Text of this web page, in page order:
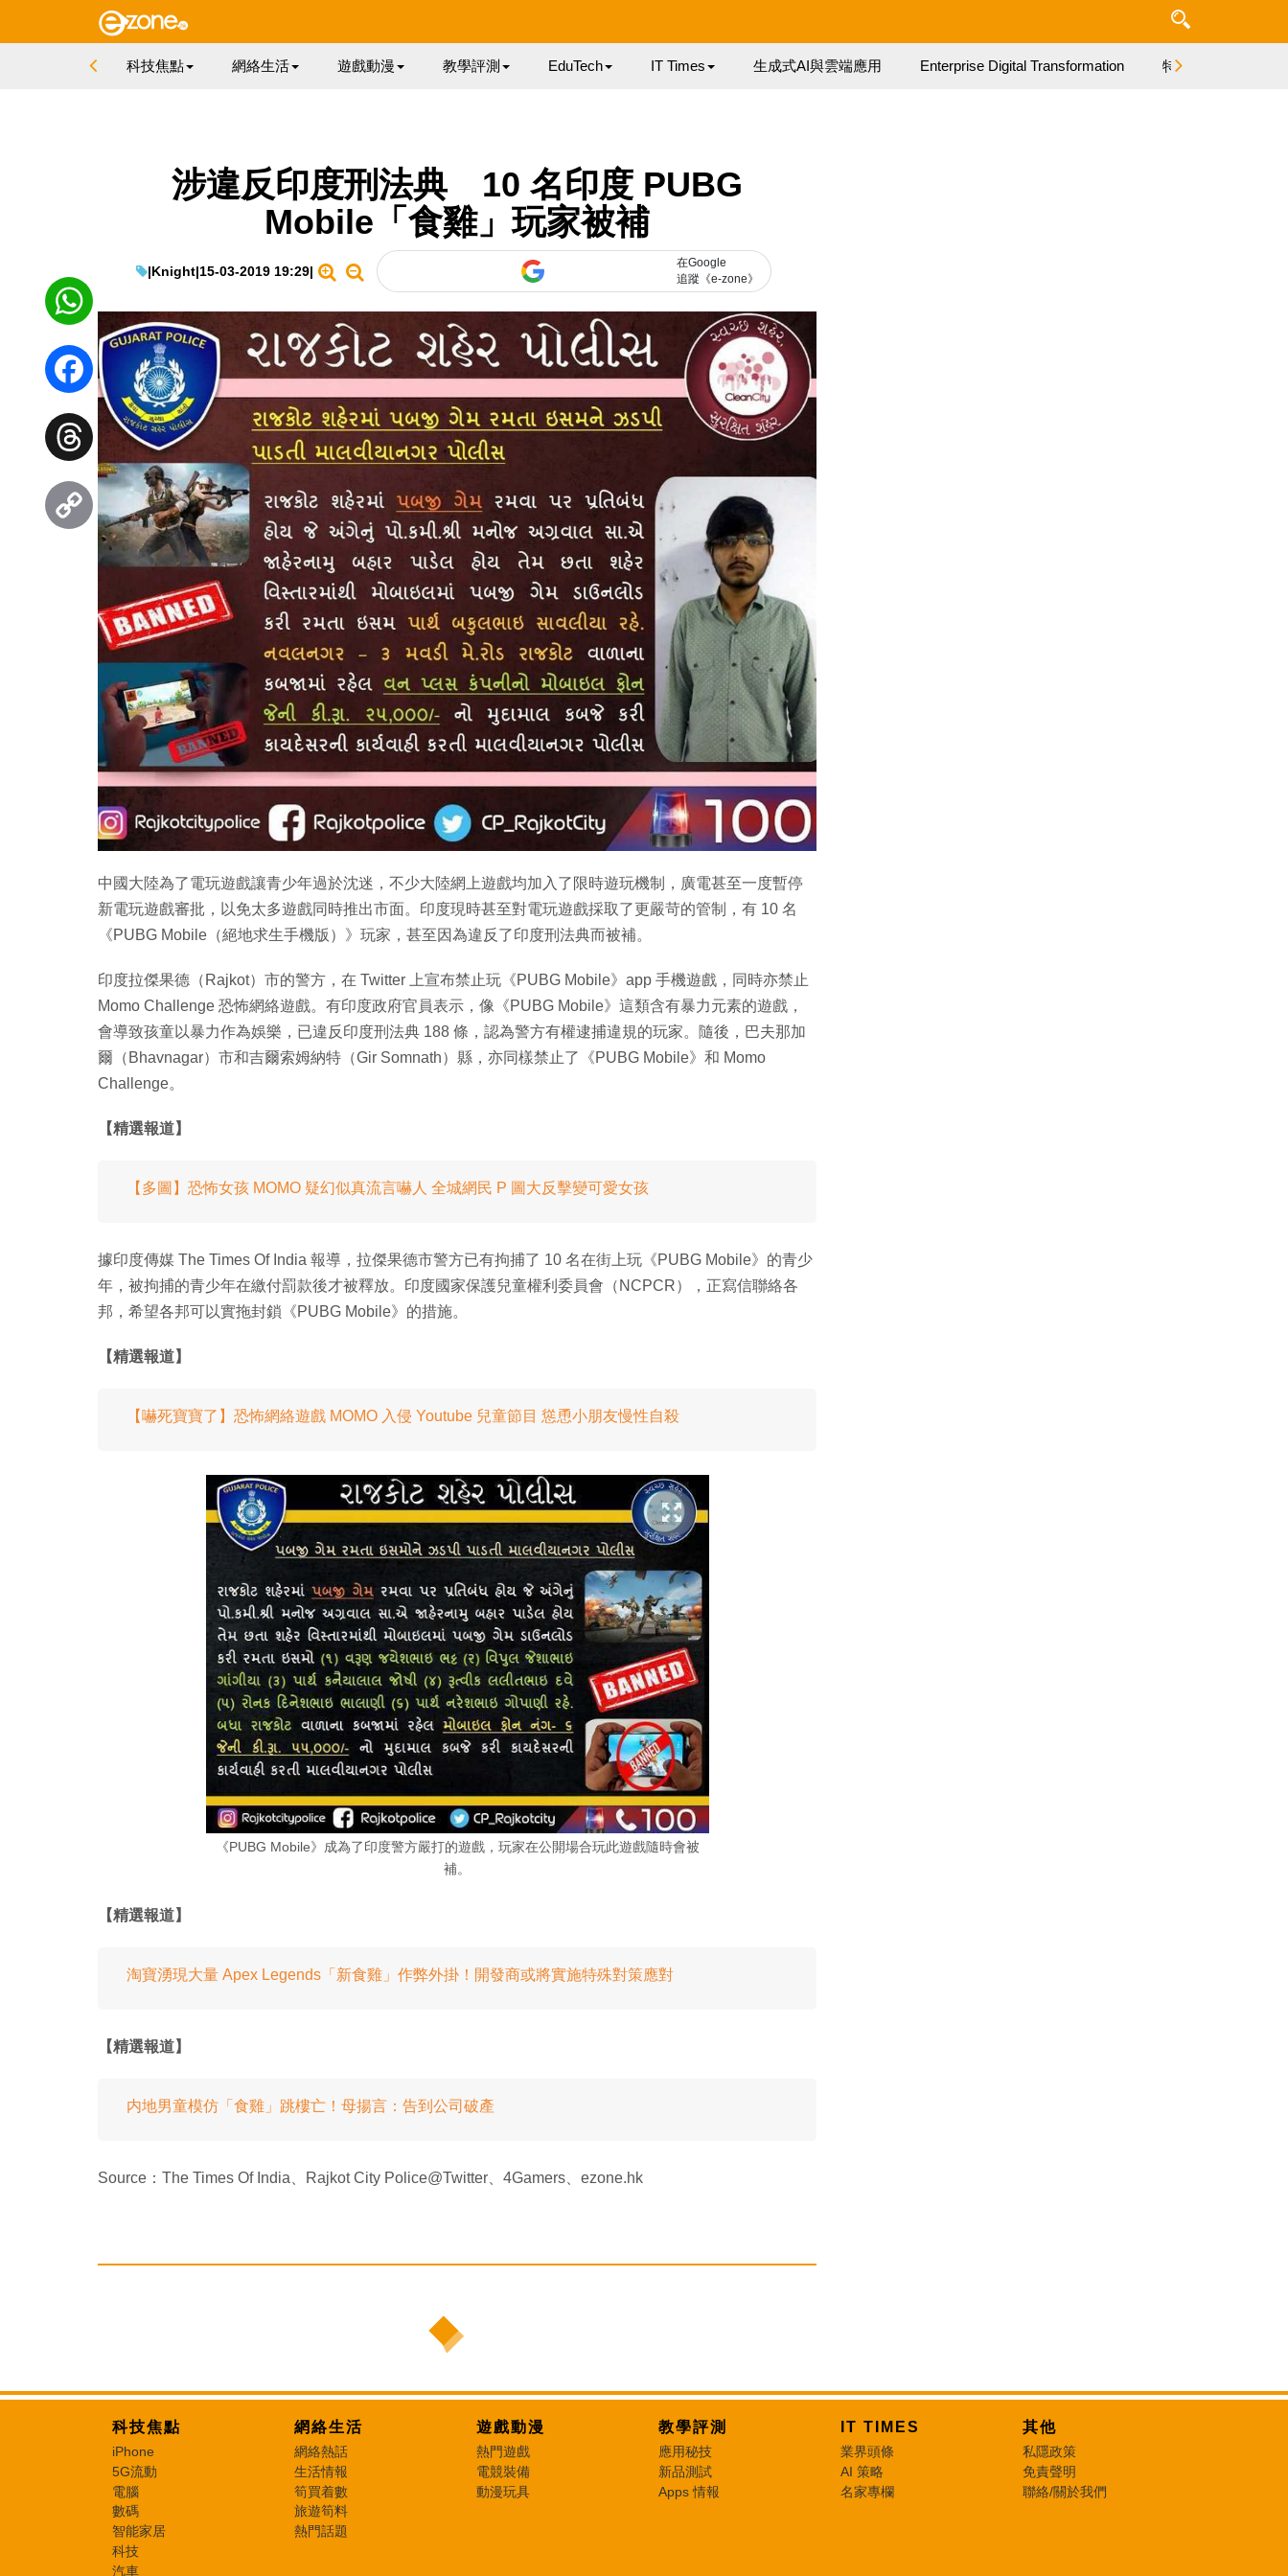
科技焦點 網絡生活 遊戲動漫 教學評測 EduTech IT Times 生成式AI與雲端應用 Enterprise Digital Transformation 特集
涉違反印度刑法典 10 名印度 PUBG
Mobile「食雞」玩家被補
|Knight|15-03-2019 19:29|
在Google
追蹤《e-zone》
中國大陸為了電玩遊戲讓青少年過於沈迷，不少大陸網上遊戲均加入了限時遊玩機制，廣電甚至一度暫停
新電玩遊戲審批，以免太多遊戲同時推出市面。印度現時甚至對電玩遊戲採取了更嚴苛的管制，有 10 名
《PUBG Mobile（絕地求生手機版）》玩家，甚至因為違反了印度刑法典而被補。
印度拉傑果德（Rajkot）市的警方，在 Twitter 上宣布禁止玩《PUBG Mobile》app 手機遊戲，同時亦禁止
Momo Challenge 恐怖網絡遊戲。有印度政府官員表示，像《PUBG Mobile》這類含有暴力元素的遊戲，
會導致孩童以暴力作為娛樂，已違反印度刑法典 188 條，認為警方有權逮捕違規的玩家。隨後，巴夫那加
爾（Bhavnagar）市和吉爾索姆納特（Gir Somnath）縣，亦同樣禁止了《PUBG Mobile》和 Momo
Challenge。
【精選報道】
【多圖】恐怖女孩 MOMO 疑幻似真流言嚇人 全城網民 P 圖大反擊變可愛女孩
據印度傳媒 The Times Of India 報導，拉傑果德市警方已有拘捕了 10 名在街上玩《PUBG Mobile》的青少
年，被拘捕的青少年在繳付罰款後才被釋放。印度國家保護兒童權利委員會（NCPCR），正寫信聯絡各
邦，希望各邦可以實拖封鎖《PUBG Mobile》的措施。
【精選報道】
【嚇死寶寶了】恐怖網絡遊戲 MOMO 入侵 Youtube 兒童節目 慫恿小朋友慢性自殺
《PUBG Mobile》成為了印度警方嚴打的遊戲，玩家在公開場合玩此遊戲隨時會被
補。
【精選報道】
淘寶湧現大量 Apex Legends「新食雞」作弊外掛！開發商或將實施特殊對策應對
【精選報道】
内地男童模仿「食雞」跳樓亡！母揚言：告到公司破產
Source：The Times Of India、Rajkot City Police@Twitter、4Gamers、ezone.hk
WhatsApp
Facebook
Threads
Copy
科技焦點
iPhone
5G流動
電腦
數碼
智能家居
科技
汽車
網絡生活
網絡熱話
生活情報
筍買着數
旅遊筍料
熱門話題
遊戲動漫
熱門遊戲
電競裝備
動漫玩具
教學評測
應用秘技
新品測試
Apps 情報
IT TIMES
業界頭條
AI 策略
名家專欄
其他
私隱政策
免責聲明
聯絡/關於我們